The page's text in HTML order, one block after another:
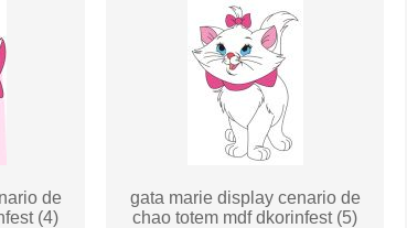
de
(4)
gata marie display cenario de
chao totem mdf dkorinfest (5)